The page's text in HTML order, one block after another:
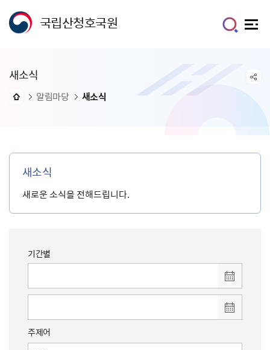
국립산청호국원
새소식
알림마당 새소식
새소식
새로운 소식을 전해드립니다.
기간별
주제어